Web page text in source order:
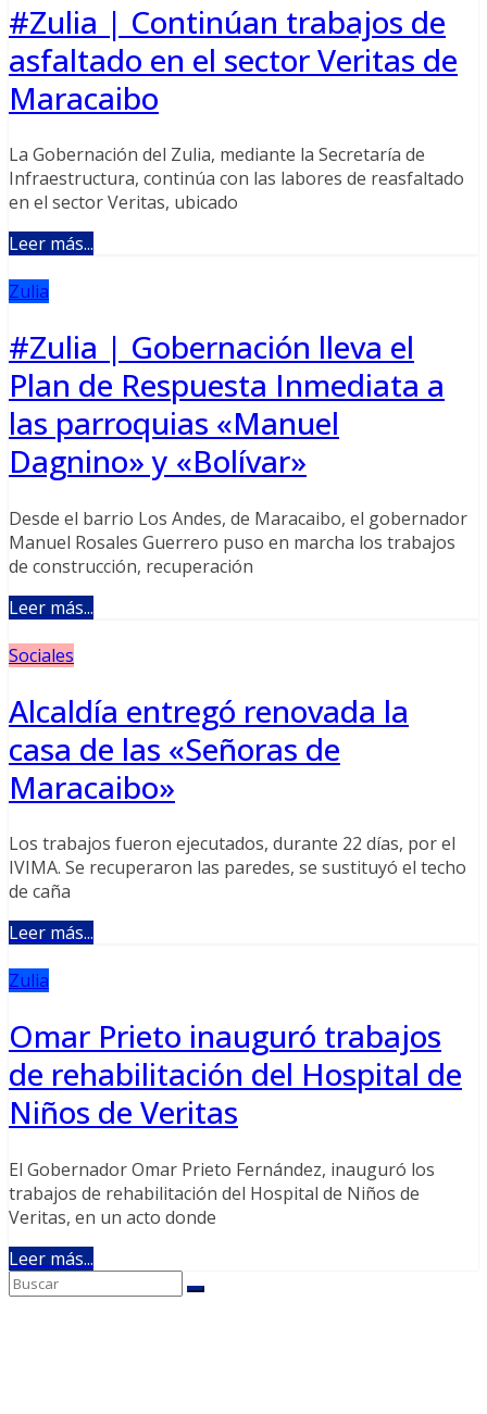
#Zulia | Continúan trabajos de
asfaltado en el sector Veritas de
Maracaibo
La Gobernación del Zulia, mediante la Secretaría de
Infraestructura, continúa con las labores de reasfaltado
en el sector Veritas, ubicado
Leer más...
Zulia
#Zulia | Gobernación lleva el
Plan de Respuesta Inmediata a
las parroquias «Manuel
Dagnino» y «Bolívar»
Desde el barrio Los Andes, de Maracaibo, el gobernador
Manuel Rosales Guerrero puso en marcha los trabajos
de construcción, recuperación
Leer más...
Sociales
Alcaldía entregó renovada la
casa de las «Señoras de
Maracaibo»
Los trabajos fueron ejecutados, durante 22 días, por el
IVIMA. Se recuperaron las paredes, se sustituyó el techo
de caña
Leer más...
Zulia
Omar Prieto inauguró trabajos
de rehabilitación del Hospital de
Niños de Veritas
El Gobernador Omar Prieto Fernández, inauguró los
trabajos de rehabilitación del Hospital de Niños de
Veritas, en un acto donde
Leer más...